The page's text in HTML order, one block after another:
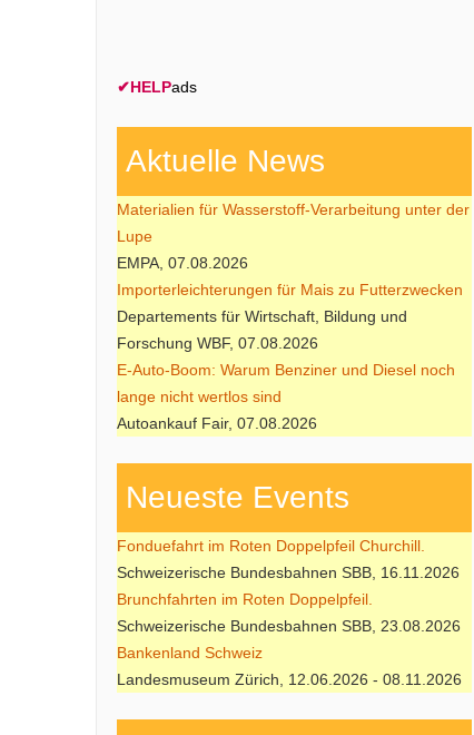
✔HELPads
Aktuelle News
Materialien für Wasserstoff-Verarbeitung unter der
Lupe
EMPA, 07.08.2026
Importerleichterungen für Mais zu Futterzwecken
Departements für Wirtschaft, Bildung und
Forschung WBF, 07.08.2026
E-Auto-Boom: Warum Benziner und Diesel noch
lange nicht wertlos sind
Autoankauf Fair, 07.08.2026
Neueste Events
Fonduefahrt im Roten Doppelpfeil Churchill.
Schweizerische Bundesbahnen SBB, 16.11.2026
Brunchfahrten im Roten Doppelpfeil.
Schweizerische Bundesbahnen SBB, 23.08.2026
Bankenland Schweiz
Landesmuseum Zürich, 12.06.2026 - 08.11.2026